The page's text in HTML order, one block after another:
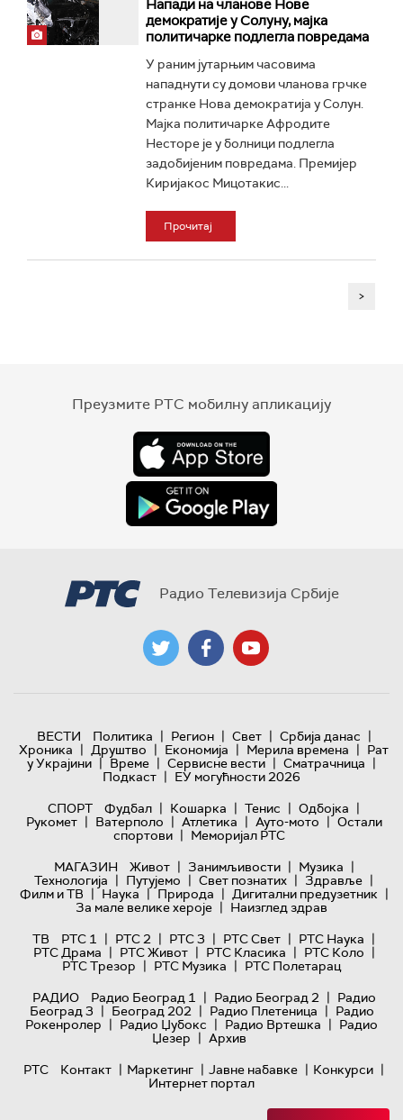
Напади на чланове Нове
демократије у Солуну, мајка
политичарке подлегла повредама
У раним јутарњим часовима
нападнути су домови чланова грчке
странке Нова демократија у Солун.
Мајка политичарке Афродите
Несторе је у болници подлегла
задобијеним повредама. Премијер
Киријакос Мицотакис...
Прочитај
>
Преузмите РТС мобилну апликацију
Радио Телевизија Србије
ВЕСТИ Политика | Регион | Свет | Србија данас |
Хроника | Друштво | Економија | Мерила времена | Рат
у Украјини | Време | Сервисне вести | Сматрачница |
Подкаст | ЕУ могућности 2026
СПОРТ
Фудбал | Кошарка | Тенис | Одбојка |
Рукомет | Ватерполо | Атлетика | Ауто-мото | Остали
спортови | Меморијал РТС
МАГАЗИН
Живот | Занимљивости | Музика |
Технологијa | Путујемо | Свет познатих | Здравље |
Филм и ТВ | Наука | Природа | Дигитални предузетник |
За мале велике хероје | Наизглед здрав
ТВ
РТС 1 | РТС 2 | РТС 3 | РТС Свет | РТС Наука |
РТС Драма | РТС Живот | РТС Класика | РТС Коло |
РТС Трезор | РТС Музика | РТС Полетарац
РАДИО
Радио Београд 1 | Радио Београд 2 | Радио
Београд 3 | Београд 202 | Радио Плетеница | Радио
Рокенролер | Радио Џубокс | Радио Вртешка | Радио
Џезер | Архив
РТС
Контакт | Маркетинг | Јавне набавке | Конкурси |
Интернет портал